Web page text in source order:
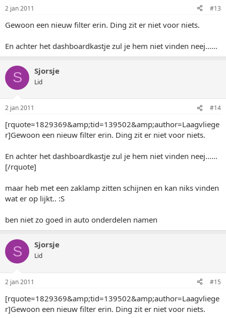
2 jan 2011 #13
Gewoon een nieuw filter erin. Ding zit er niet voor niets.
En achter het dashboardkastje zul je hem niet vinden neej......
S Sjorsje
Lid
2 jan 2011 #14
[rquote=1829369&amp;tid=139502&amp;author=Laagvliege
r]Gewoon een nieuw filter erin. Ding zit er niet voor niets.
En achter het dashboardkastje zul je hem niet vinden neej......
[/rquote]
maar heb met een zaklamp zitten schijnen en kan niks vinden
wat er op lijkt.. :S
ben niet zo goed in auto onderdelen namen
S Sjorsje
Lid
2 jan 2011 #15
[rquote=1829369&amp;tid=139502&amp;author=Laagvliege
r]Gewoon een nieuw filter erin. Ding zit er niet voor niets.